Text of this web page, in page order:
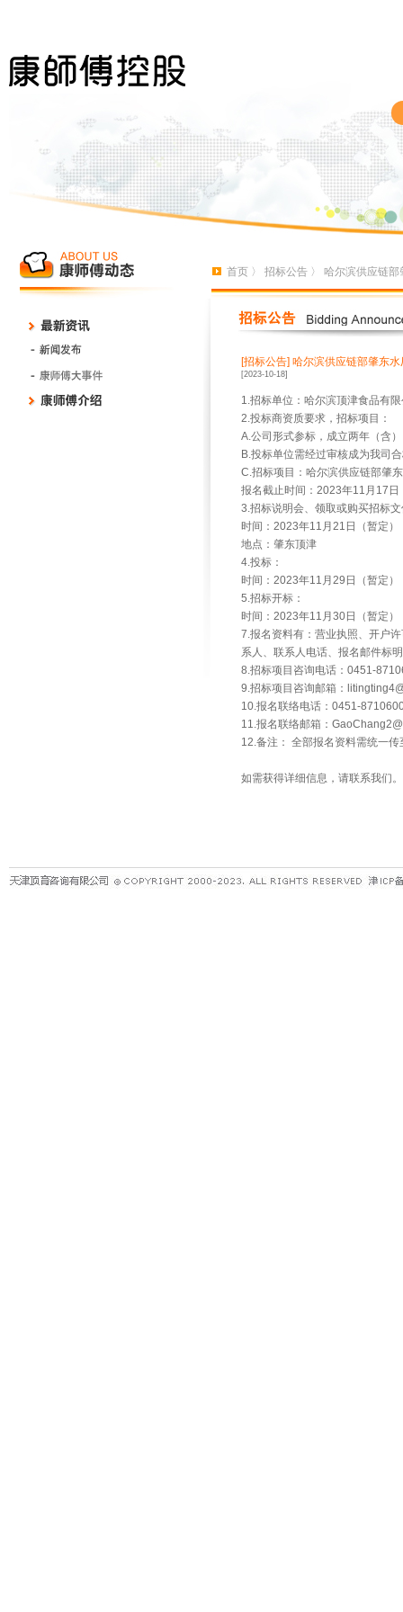
首页 〉 招标公告 〉 哈尔滨供应链
[招标公告] 哈尔滨供应链部肇东
[2023-10-18]
1.招标单位：哈尔滨顶津食品有
2.投标商资质要求，招标项目：
A.公司形式参标，成立两年（含
B.投标单位需经过审核成为我司
C.招标项目：哈尔滨供应链部肇
报名截止时间：2023年11月17
3.招标说明会、领取或购买招标
时间：2023年11月21日（暂定）
地点：肇东顶津
4.投标：
时间：2023年11月29日（暂定）
5.招标开标：
时间：2023年11月30日（暂定）
7.报名资料有：营业执照、开户
系人、联系人电话、报名邮件标
8.招标项目咨询电话：0451-
9.招标项目咨询邮箱：
10.报名联络电话：0451-
11.报名联络邮箱：
12.备注： 全部报名资料需统一
如需获得详细信息，请联系我们。